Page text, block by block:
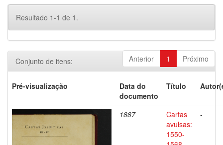
Resultado 1-1 de 1.
Anterior 1 Próximo
Conjunto de itens:
Pré-visualização
Data do
documento
Título
1887
Cartas
avulsas:
1550-
-